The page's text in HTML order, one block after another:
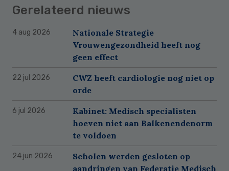
Gerelateerd nieuws
4 aug 2026
Nationale Strategie
Vrouwengezondheid heeft nog
geen effect
22 jul 2026
CWZ heeft cardiologie nog niet op
orde
6 jul 2026
Kabinet: Medisch specialisten
hoeven niet aan Balkenendenorm
te voldoen
24 jun 2026
Scholen werden gesloten op
aandringen van Federatie Medisch